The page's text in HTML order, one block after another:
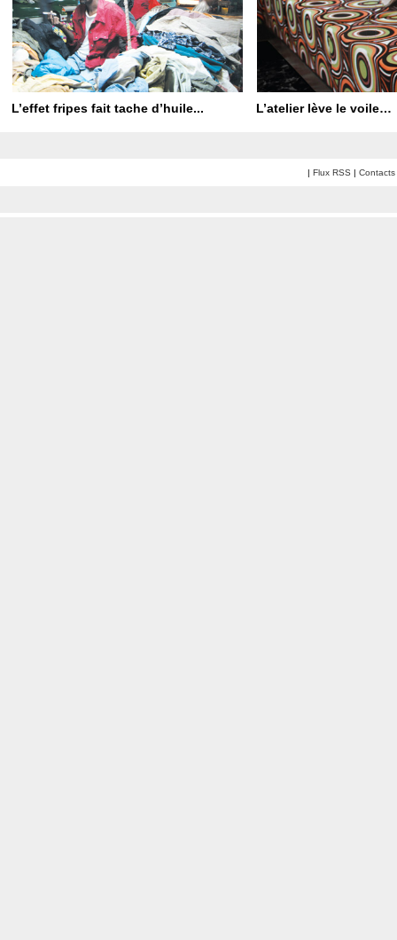
L’effet fripes fait tache d’huile... L’atelier lève le voile…
| Flux RSS | Contacts